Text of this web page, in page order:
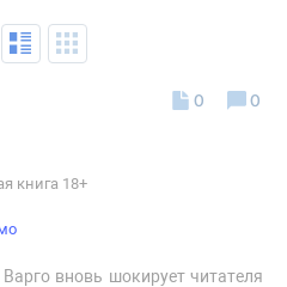
книга 18+
вновь шокирует читателя
0 0